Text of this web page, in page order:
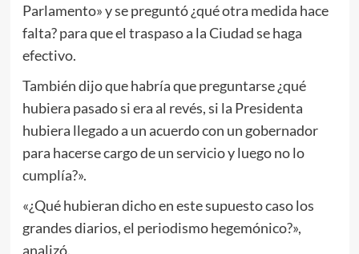
Parlamento» y se preguntó ¿qué otra medida hace
falta? para que el traspaso a la Ciudad se haga
efectivo.
También dijo que habría que preguntarse ¿qué
hubiera pasado si era al revés, si la Presidenta
hubiera llegado a un acuerdo con un gobernador
para hacerse cargo de un servicio y luego no lo
cumplía?».
«¿Qué hubieran dicho en este supuesto caso los
grandes diarios, el periodismo hegemónico?»,
analizó.